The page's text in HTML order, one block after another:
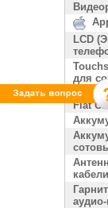
LCD
для
КПК
Flat
кабели